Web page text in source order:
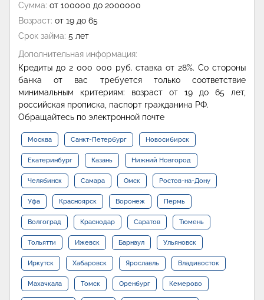
Сумма: от 100000 до 2000000
Возраст: от 19 до 65
Срок займа: 5 лет
Дополнительная информация:
Кредиты до 2 000 000 руб. ставка от 28%. Со стороны
банка от вас требуется только соответствие
минимальным критериям: возраст от 19 до 65 лет,
российская прописка, паспорт гражданина РФ.
Обращайтесь по электронной почте
Москва Санкт-Петербург Новосибирск
Екатеринбург Казань Нижний Новгород
Челябинск Самара Омск Ростов-на-Дону
Уфа Красноярск Воронеж Пермь
Волгоград Краснодар Саратов Тюмень
Тольятти Ижевск Барнаул Ульяновск
Иркутск Хабаровск Ярославль Владивосток
Махачкала Томск Оренбург Кемерово